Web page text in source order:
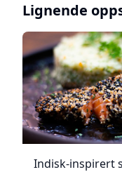
Lignende
Indisk-inspirert